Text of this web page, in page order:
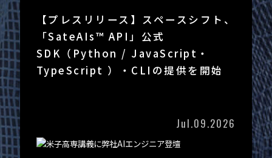
【プレスリリース】スペースシフト、
「SateAIs™ API」公式
SDK（Python / JavaScript・
TypeScript ）・CLIの提供を開始
Jul.09.2026